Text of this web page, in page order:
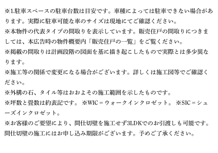
※1.駐車スペースの駐車台数は目安です。車種によっては駐車できない場合があ
ります。実際に駐車可能な車のサイズは現地にてご確認ください。
※本物件の代表タイプの間取りを表示しています。販売住戸の間取りにつきま
しては、本広告時の物件概要内「販売住戸の一覧」をご覧ください。
※掲載の間取りは計画段階の図面を基に描き起こしたもので実際とは多少異な
ります。
※施工等の関係で変更になる場合がございます。詳しくは施工図等でご確認く
ださい。
※外構の石、タイル等はおおよその施工範囲を示したものです。
※坪数と畳数は約表記です。 ※WIC＝ウォークインクロゼット。 ※SIC＝シュ
ーズインクロゼット。
※お客様のご要望により、間仕切壁を施工せず3LDKでのお引渡しも可能です。
間仕切壁の施工にはお申し込み期限がございます。予めご了承ください。